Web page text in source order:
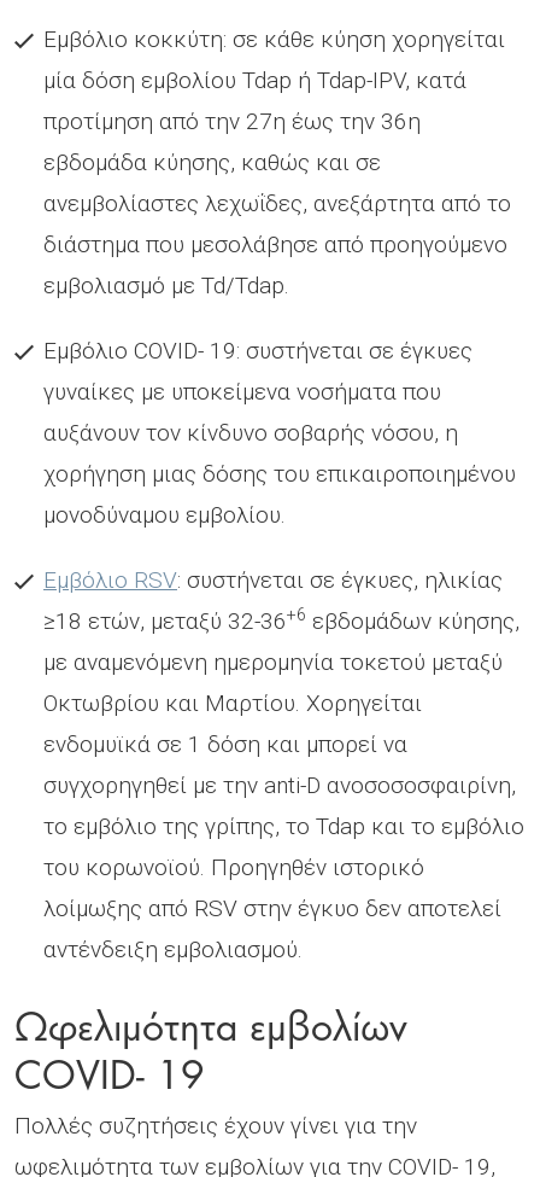
Εμβόλιο κοκκύτη: σε κάθε κύηση χορηγείται
μία δόση εμβολίου Tdap ή Tdap-IPV, κατά
προτίμηση από την 27η έως την 36η
εβδομάδα κύησης, καθώς και σε
ανεμβολίαστες λεχωΐδες, ανεξάρτητα από το
διάστημα που μεσολάβησε από προηγούμενο
εμβολιασμό με Td/Tdap.
Εμβόλιο COVID- 19: συστήνεται σε έγκυες
γυναίκες με υποκείμενα νοσήματα που
αυξάνουν τον κίνδυνο σοβαρής νόσου, η
χορήγηση μιας δόσης του επικαιροποιημένου
μονοδύναμου εμβολίου.
Εμβόλιο RSV: συστήνεται σε έγκυες, ηλικίας
≥18 ετών, μεταξύ 32-36+6 εβδομάδων κύησης,
με αναμενόμενη ημερομηνία τοκετού μεταξύ
Οκτωβρίου και Μαρτίου. Χορηγείται
ενδομυϊκά σε 1 δόση και μπορεί να
συγχορηγηθεί με την anti-D ανοσοσοσφαιρίνη,
το εμβόλιο της γρίπης, το Tdap και το εμβόλιο
του κορωνoϊού. Προηγηθέν ιστορικό
λοίμωξης από RSV στην έγκυο δεν αποτελεί
αντένδειξη εμβολιασμού.
Ωφελιμότητα εμβολίων
COVID- 19
Πολλές συζητήσεις έχουν γίνει για την
ωφελιμότητα των εμβολίων για την COVID- 19,